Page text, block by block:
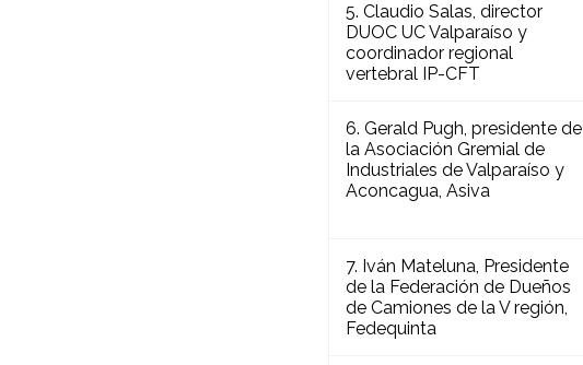
5. Claudio Salas, director
DUOC UC Valparaíso y
coordinador regional
vertebral IP-CFT
6. Gerald Pugh, presidente de
la Asociación Gremial de
Industriales de Valparaíso y
Aconcagua, Asiva
7. Iván Mateluna, Presidente
de la Federación de Dueños
de Camiones de la V región,
Fedequinta